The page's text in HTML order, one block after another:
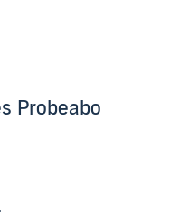
Probeabo